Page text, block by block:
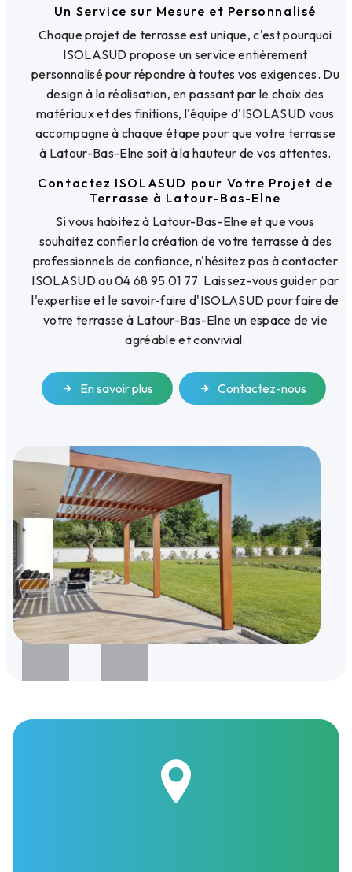
Un Service sur Mesure et Personnalisé
Chaque projet de terrasse est unique, c'est pourquoi
ISOLASUD propose un service entièrement
personnalisé pour répondre à toutes vos exigences. Du
design à la réalisation, en passant par le choix des
matériaux et des finitions, l'équipe d'ISOLASUD vous
accompagne à chaque étape pour que votre terrasse
à Latour-Bas-Elne soit à la hauteur de vos attentes.
Contactez ISOLASUD pour Votre Projet de
Terrasse à Latour-Bas-Elne
Si vous habitez à Latour-Bas-Elne et que vous
souhaitez confier la création de votre terrasse à des
professionnels de confiance, n'hésitez pas à contacter
ISOLASUD au 04 68 95 01 77. Laissez-vous guider par
l'expertise et le savoir-faire d'ISOLASUD pour faire de
votre terrasse à Latour-Bas-Elne un espace de vie
agréable et convivial.
En savoir plus Contactez-nous